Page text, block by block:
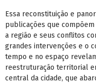
Essa reconstituição e
publicações que compõem
a região e seus conflitos
grandes intervenções e o
tempo e no espaço
reestruturação territorial
central da cidade, que